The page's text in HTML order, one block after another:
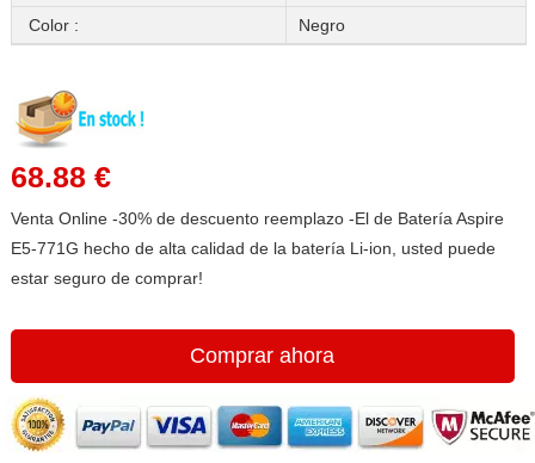
Color :
Negro
68.88 €
Venta Online -30% de descuento reemplazo -El de Batería Aspire
E5-771G hecho de alta calidad de la batería Li-ion, usted puede
estar seguro de comprar!
Comprar ahora